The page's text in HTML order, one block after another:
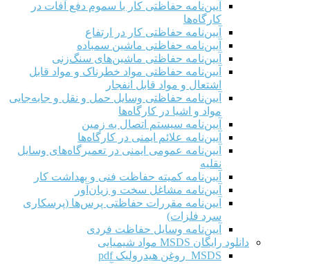
آیین‌نامه حفاظتی کار با سموم دفع آفات در
کارگاه‌ها
آیین‌نامه حفاظتی کار در ارتفاع
آیین‌نامه حفاظتی ماشین سمباده
آیین‌نامه حفاظتی ماشین‌های سنگ‌زنی
آیین‌نامه حفاظتی مواد خطرناک و مواد قابل
اشتعال و مواد قابل انفجار
آیین‌نامه حفاظتی وسایل حمل و نقل و جابه‌جایی
مواد و اشیا در کارگاه‌ها
آیین‌نامه سیستم اتصال به زمین
آیین‌نامه علائم ایمنی در کارگاه‌ها
آیین‌نامه عمومی ایمنی در تعمیرگاه‌های وسایل
نقلیه
آیین‌نامه کمیته حفاظت فنی و بهداشت کار
آیین‌نامه مشاغل سخت و زیان‌آور
آیین‌نامه مقررات حفاظتی پرس‌ها (پرسکاری
سرد فلزات)
آیین‌نامه وسایل حفاظت فردی
دانلود رایگان MSDS مواد شیمیایی
MSDS روغن هیدرولیک pdf